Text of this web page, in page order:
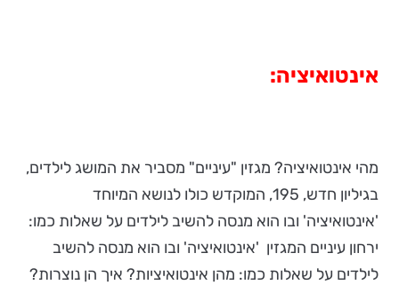
אינטואיציה:
מהי אינטואיציה? מגזין "עיניים" מסביר את המושג לילדים,
בגיליון חדש, 195, המוקדש כולו לנושא המיוחד
'אינטואיציה' ובו הוא מנסה להשיב לילדים על שאלות כמו:
ירחון עיניים המגזין 'אינטואיציה' ובו הוא מנסה להשיב
לילדים על שאלות כמו: מהן אינטואיציות? איך הן נוצרות?